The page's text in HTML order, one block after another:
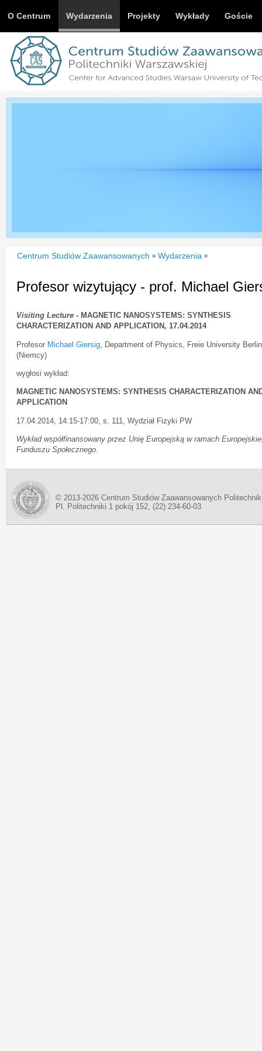
O Centrum Wydarzenia Projekty Wykłady Goście
Centrum Studiów Zaawansowanych » Wydarzenia »
Profesor wizytujący - prof. Michael
Visiting Lecture - MAGNETIC NANOSYSTEMS: SYNTHESIS
CHARACTERIZATION AND APPLICATION, 17.04.2014
Profesor Michael Giersig , Department of Physics, Freie University Berlin
(Niemcy)
wygłosi wykład:
MAGNETIC NANOSYSTEMS: SYNTHESIS CHARACTERIZATION
APPLICATION
17.04.2014, 14:15-17:00, s. 111, Wydział Fizyki PW
Wykład współfinansowany przez Unię Europejską w ramach
Funduszu Społecznego.
© 2013-2026 Centrum Studiów Zaawansowanych
Pl. Politechniki 1 pokój 152, (22) 234-60-03